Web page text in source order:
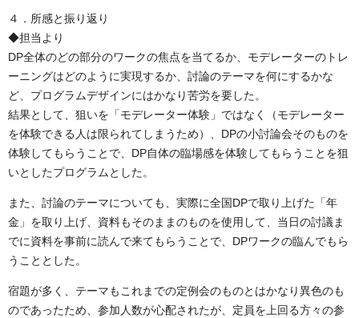
４．所感と振り返り
◆担当より
DP全体のどの部分のワークの焦点を当てるか、モデレーターのトレ
ーニングはどのように実現するか、討論のテーマを何にするかな
ど、プログラムデザインにはかなり苦労を要した。
結果として、狙いを「モデレーター体験」ではなく（モデレーター
を体験できる人は限られてしまうため）、DPの小討論会そのものを
体験してもらうことで、DP自体の臨場感を体験してもらうことを狙
いとしたプログラムとした。
また、討論のテーマについても、実際に全国DPで取り上げた「年
金」を取り上げ、資料もそのままのものを使用して、当日の討議ま
でに資料を事前に読んで来てもらうことで、DPワークの臨んでもら
うこととした。
宿題が多く、テーマもこれまでの定例会のものとはかなり異色のも
のであったため、参加人数が心配されたが、定員を上回る方々の参